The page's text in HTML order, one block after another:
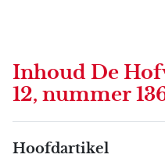
Inhoud De
12, nummer
Hoofdartikel